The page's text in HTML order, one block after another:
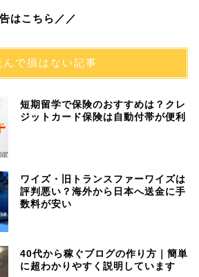
はこちら／／
んで損はない記事
短期留学で保険のおすすめは？クレ
ジットカード保険は自動付帯が便利
ワイズ・旧トランスファーワイズは
評判悪い？海外から日本へ送金に手
数料が安い
40代から稼ぐブログの作り方｜簡単
に超わかりやすく説明しています